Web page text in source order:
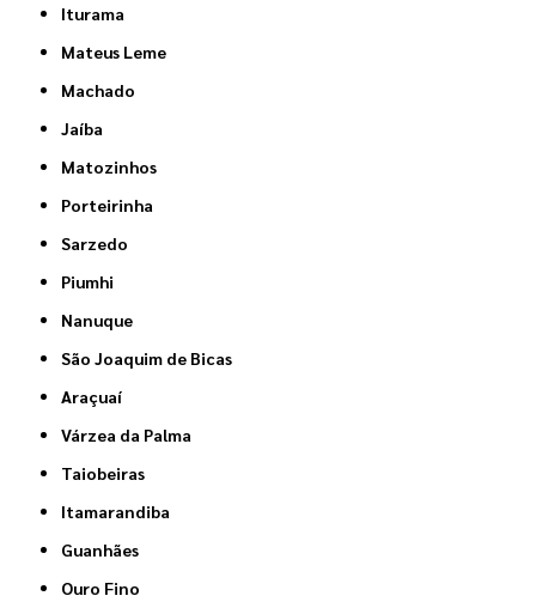
Iturama
Mateus Leme
Machado
Jaíba
Matozinhos
Porteirinha
Sarzedo
Piumhi
Nanuque
São Joaquim de Bicas
Araçuaí
Várzea da Palma
Taiobeiras
Itamarandiba
Guanhães
Ouro Fino